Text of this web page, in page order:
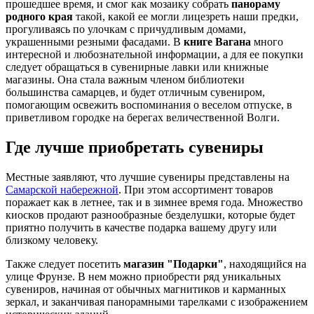
прошедшее время, и смог как мозаику собрать панораму
родного края такой, какой ее могли лицезреть наши предки,
прогуливаясь по улочкам с причудливым домами,
украшенными резными фасадами. В книге Вагана много
интересной и любознательной информации, а для ее покупки
следует обращаться в сувенирные лавки или книжные
магазины. Она стала важным членом библиотеки
большинства самарцев, и будет отличным сувениром,
помогающим освежить воспоминания о веселом отпуске, в
приветливом городке на берегах величественной Волги.
Где лучше приобретать сувениры
Местные заявляют, что лучшие сувениры представлены на
Самарской набережной. При этом ассортимент товаров
поражает как в летнее, так и в зимнее время года. Множество
киосков продают разнообразные безделушки, которые будет
приятно получить в качестве подарка вашему другу или
близкому человеку.
Также следует посетить магазин "Подарки", находящийся на
улице Фрунзе. В нем можно приобрести ряд уникальных
сувениров, начиная от обычных магнитиков и карманных
зеркал, и заканчивая панорамными тарелками с изображением